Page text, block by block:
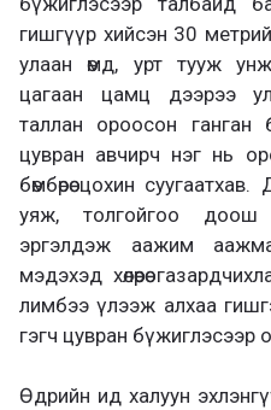
гишгүүр хийсэн 30
улаан өмд, урт тууж
цагаан цамц дээрээ
таллан ороосон ганган
цувран авчирч нэг нь
бөмбөрөө цохин суугаатхав.
уяж, толгойгоо доош
эргэлдэж аажим
мэдэхэд хөлөөрөө
лимбээ үлээж алхаа
гэгч цувран бүжиглэсээр
Өдрийн ид халуун